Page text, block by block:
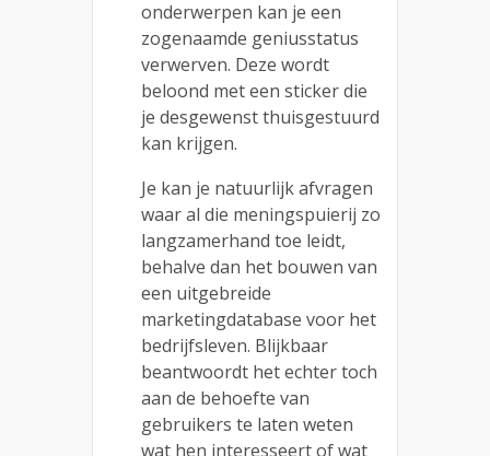
onderwerpen kan je een
zogenaamde geniusstatus
verwerven. Deze wordt
beloond met een sticker die
je desgewenst thuisgestuurd
kan krijgen.
Je kan je natuurlijk afvragen
waar al die meningspuierij zo
langzamerhand toe leidt,
behalve dan het bouwen van
een uitgebreide
marketingdatabase voor het
bedrijfsleven. Blijkbaar
beantwoordt het echter toch
aan de behoefte van
gebruikers te laten weten
wat hen interesseert of wat